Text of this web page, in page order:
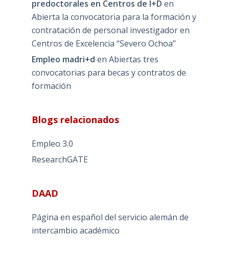
predoctorales en Centros de I+D en
Abierta la convocatoria para la formación y
contratación de personal investigador en
Centros de Excelencia “Severo Ochoa”
Empleo madri+d en Abiertas tres
convocatorias para becas y contratos de
formación
Blogs relacionados
Empleo 3.0
ResearchGATE
DAAD
Página en español del servicio alemán de
intercambio académico